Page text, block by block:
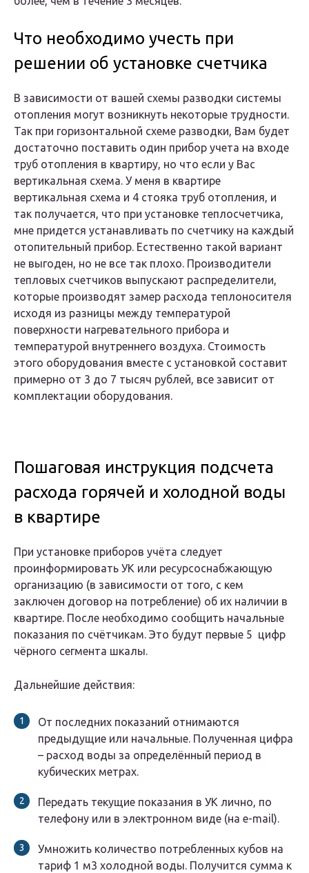
Что необходимо учесть при
решении об установке счетчика
В зависимости от вашей схемы разводки системы
отопления могут возникнуть некоторые трудности.
Так при горизонтальной схеме разводки, Вам будет
достаточно поставить один прибор учета на входе
труб отопления в квартиру, но что если у Вас
вертикальная схема. У меня в квартире
вертикальная схема и 4 стояка труб отопления, и
так получается, что при установке теплосчетчика,
мне придется устанавливать по счетчику на каждый
отопительный прибор. Естественно такой вариант
не выгоден, но не все так плохо. Производители
тепловых счетчиков выпускают распределители,
которые производят замер расхода теплоносителя
исходя из разницы между температурой
поверхности нагревательного прибора и
температурой внутреннего воздуха. Стоимость
этого оборудования вместе с установкой составит
примерно от 3 до 7 тысяч рублей, все зависит от
комплектации оборудования.
Пошаговая инструкция подсчета
расхода горячей и холодной воды
в квартире
При установке приборов учёта следует
проинформировать УК или ресурсоснабжающую
организацию (в зависимости от того, с кем
заключен договор на потребление) об их наличии в
квартире. После необходимо сообщить начальные
показания по счётчикам. Это будут первые 5 цифр
чёрного сегмента шкалы.
Дальнейшие действия:
От последних показаний отнимаются
предыдущие или начальные. Полученная цифра
– расход воды за определённый период в
кубических метрах.
Передать текущие показания в УК лично, по
телефону или в электронном виде (на e-mail).
Умножить количество потребленных кубов на
тариф 1 м3 холодной воды. Получится сумма к